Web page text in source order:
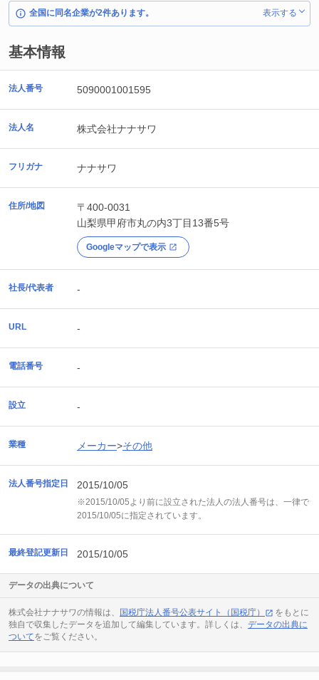
全国に同名企業が2件あります。 表示する
基本情報
法人番号 5090001001595
法人名 株式会社ナナサワ
フリガナ ナナサワ
住所/地図
〒400-0031
山梨県甲府市丸の内3丁目13番5号
Googleマップで表示
社長/代表者 -
URL -
電話番号 -
設立 -
業種 メーカー>その他
法人番号指定日 2015/10/05
※2015/10/05より前に設立された法人の法人番号は、一律で
2015/10/05に指定されています。
最終登記更新日 2015/10/05
データの出典について
株式会社ナナサワの情報は、 国税庁法人番号公表サイト（国税庁）
をもとに
独自で収集したデータを追加して編集しています。詳しくは、 データの出典に
ついてをご覧ください。